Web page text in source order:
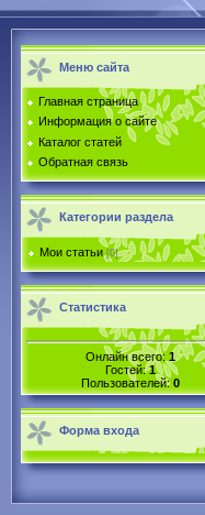
Меню сайта
Главная страница
Информация о сайте
Каталог статей
Обратная связь
Категории раздела
Мои статьи [0]
Статистика
Онлайн всего: 1
Гостей:1
Пользователей:0
Форма входа